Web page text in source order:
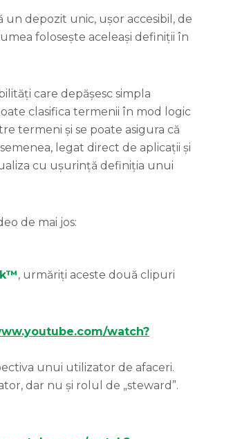
un depozit unic, ușor accesibil, de
folosește aceleași definiții în
care depășesc simpla
clasifica termenii în mod logic
termeni și se poate asigura că
legat direct de aplicații și
cu ușurință definiția unui
de mai jos:
, urmăriți aceste două clipuri
watch?
unui utilizator de afaceri.
dar nu și rolul de „steward”.